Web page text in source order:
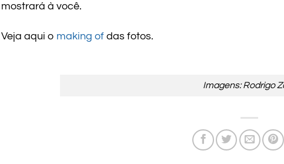
mostrará à você.
Veja aqui o making ofdas fotos.
Imagens: Rodrigo